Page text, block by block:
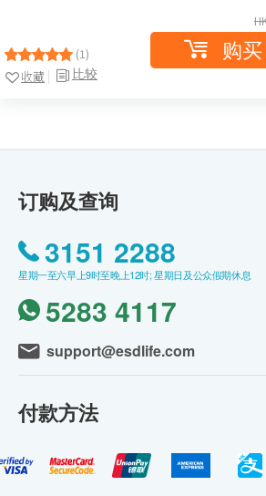
(1)
比较
收藏
购买
订购及查询
3151 2288
星期一至六早上9时至晚上12时; 星期日及公众假期休息
5283 4117
support@esdlife.com
付款方法